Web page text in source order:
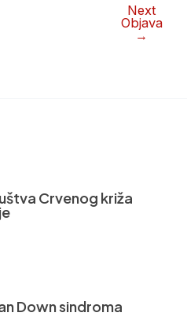
Next
Objava
→
Crvenog križa
Down sindroma